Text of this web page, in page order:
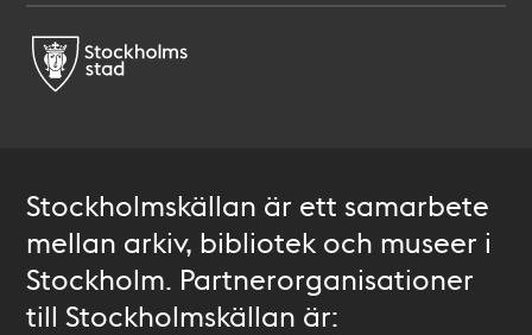
Stockholmskällan är ett samarbete
mellan arkiv, bibliotek och museer i
Stockholm. Partnerorganisationer
till Stockholmskällan är: